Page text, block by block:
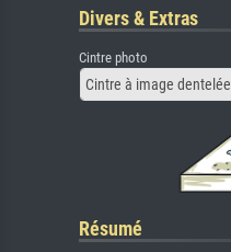
Divers & Extras
Cintre photo
Cintre à image dentelée
Résumé